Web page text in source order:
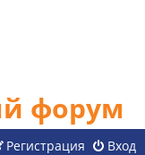
форум
Вход
Регистрация